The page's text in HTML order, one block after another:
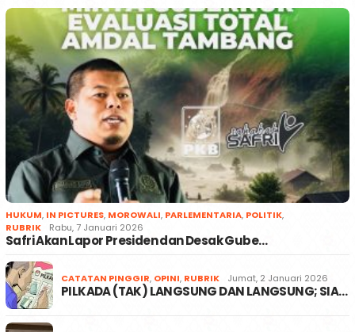
HUKUM, IN PICTURES, MOROWALI, PARLEMENTARIA, POLITIK,
RUBRIK
Rabu, 7 Januari 2026
Safri Akan Lapor Presiden dan Desak Gube…
CATATAN PINGGIR, OPINI, RUBRIK Jumat, 2 Januari 2026
PILKADA (TAK) LANGSUNG DAN LANGSUNG; SIA…